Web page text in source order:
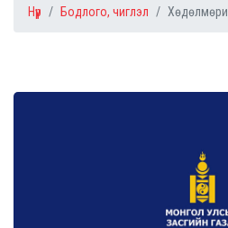
Нүүр Бодлого, чиглэл